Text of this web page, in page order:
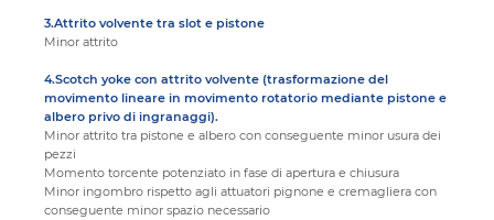
3.Attrito volvente tra slot e pistone
Minor attrito
4.Scotch yoke con attrito volvente (trasformazione del
movimento lineare in movimento rotatorio mediante pistone e
albero privo di ingranaggi).
Minor attrito tra pistone e albero con conseguente minor usura dei
pezzi
Momento torcente potenziato in fase di apertura e chiusura
Minor ingombro rispetto agli attuatori pignone e cremagliera con
conseguente minor spazio necessario